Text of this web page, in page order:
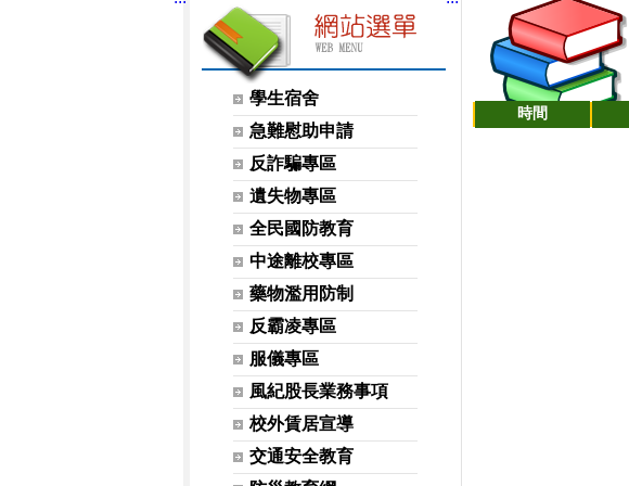
網站選單學生宿舍
急難慰助申請
反詐騙專區
遺失物專區
全民國防教育
中途離校專區
藥物濫用防制
反霸凌專區
服儀專區
風紀股長業務事項
校外賃居宣導
交通安全教育
時間